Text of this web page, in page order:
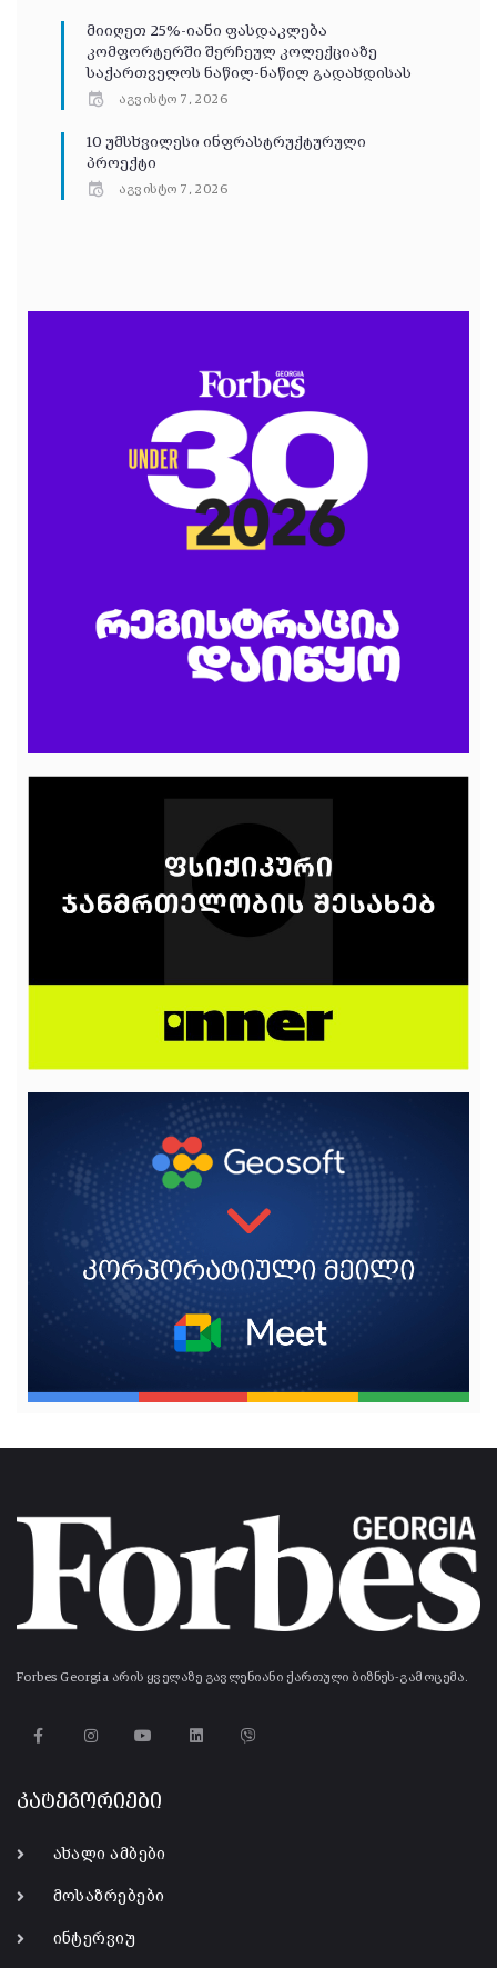
მიიღეთ 25%-იანი ფასდაკლება
კომფორტერში შერჩეულ კოლექციაზე
საქართველოს ნაწილ-ნაწილ გადახდისას
აგვისტო 7, 2026
10 უმსხვილესი ინფრასტრუქტურული
პროექტი
აგვისტო 7, 2026
Forbes Georgia არის ყველაზე გავლენიანი ქართული ბიზნეს-გამოცემა.
კატეგორიები
ახალი ამბები
მოსაზრებები
ინტერვიუ